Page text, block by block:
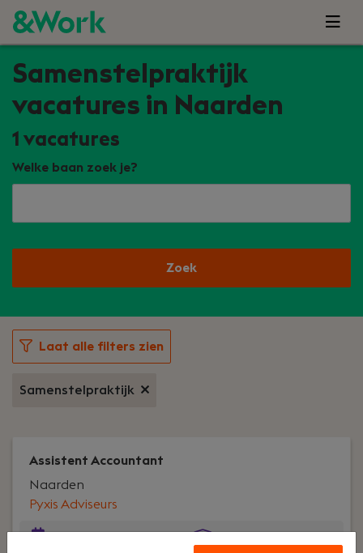
Samenstelpraktijk
vacatures in Naarden
1 vacatures
Welke baan zoek je?
Zoek
Laat alle filters zien
Samenstelpraktijk
Assistent Accountant
Pyxis Adviseurs
Naarden
Opleidinge